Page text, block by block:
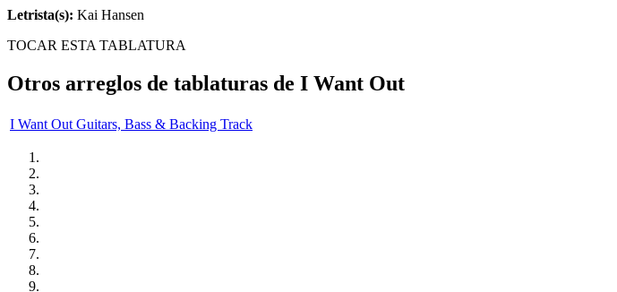
Letrista(s): Kai Hansen
TOCAR ESTA TABLATURA
Otros arreglos de tablaturas de I Want Out
I Want Out Guitars, Bass & Backing Track